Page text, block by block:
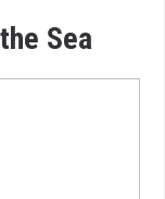
Sea